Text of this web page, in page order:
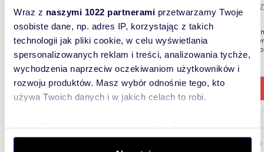
Wraz z naszymi 1022 partnerami przetwarzamy Twoje
osobiste dane, np. adres IP, korzystając z takich
technologii jak pliki cookie, w celu wyświetlania
spersonalizowanych reklam i treści, analizowania tychże,
wychodzenia naprzeciw oczekiwaniom użytkowników i
rozwoju produktów. Masz wybór odnośnie tego, kto
używa Twoich danych i w jakich celach to robi.
dane są przetwarzane oraz ustaw własne preferencje w
garaż
2